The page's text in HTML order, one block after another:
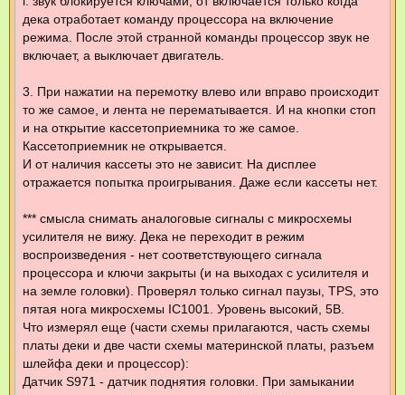
дека отработает команду процессора на включение
режима. После этой странной команды процессор звук не
включает, а выключает двигатель.
3. При нажатии на перемотку влево или вправо происходит
то же самое, и лента не перематывается. И на кнопки стоп
и на открытие кассетоприемника то же самое.
Кассетоприемник не открывается.
И от наличия кассеты это не зависит. На дисплее
отражается попытка проигрывания. Даже если кассеты нет.
*** смысла снимать аналоговые сигналы с микросхемы
усилителя не вижу. Дека не переходит в режим
воспроизведения - нет соответствующего сигнала
процессора и ключи закрыты (и на выходах с усилителя и
на земле головки). Проверял только сигнал паузы, TPS, это
пятая нога микросхемы IC1001. Уровень высокий, 5В.
Что измерял еще (части схемы прилагаются, часть схемы
платы деки и две части схемы материнской платы, разъем
шлейфа деки и процессор):
Датчик S971 - датчик поднятия головки. При замыкании